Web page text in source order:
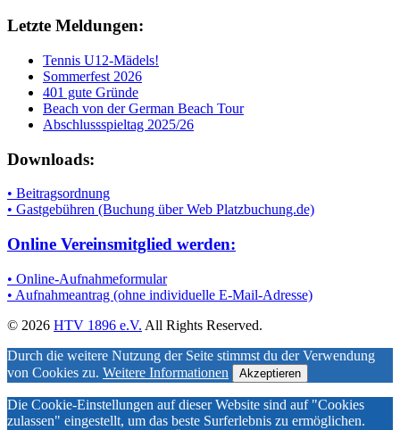
Letzte Meldungen:
Tennis U12-Mädels!
Sommerfest 2026
401 gute Gründe
Beach von der German Beach Tour
Abschlussspieltag 2025/26
Downloads:
• Beitragsordnung
• Gastgebühren (Buchung über Web Platzbuchung.de)
Online Vereinsmitglied werden:
• Online-Aufnahmeformular
• Aufnahmeantrag (ohne individuelle E-Mail-Adresse)
© 2026 HTV 1896 e.V. All Rights Reserved.
Durch die weitere Nutzung der Seite stimmst du der Verwendung
von Cookies zu. Weitere Informationen Akzeptieren
Die Cookie-Einstellungen auf dieser Website sind auf "Cookies
zulassen" eingestellt, um das beste Surferlebnis zu ermöglichen.